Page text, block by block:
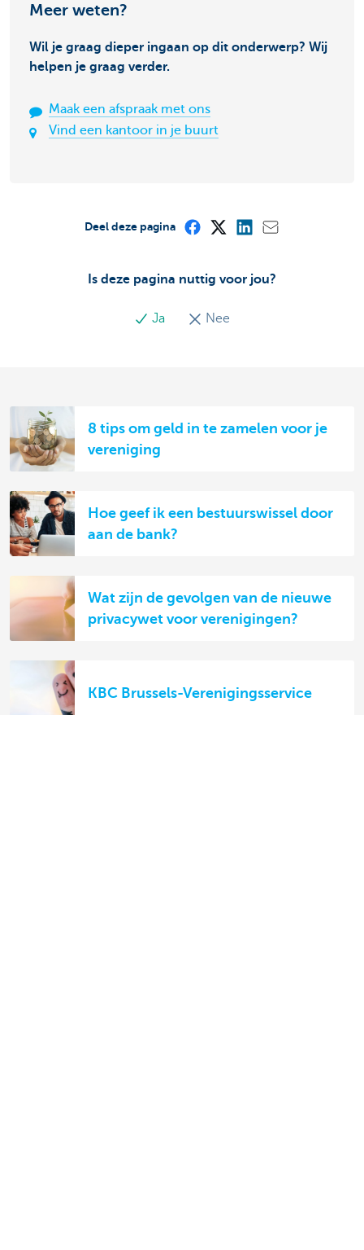
Meer weten?
Wil je graag dieper ingaan op dit onderwerp? Wij
helpen je graag verder.
Maak een afspraak met ons
Vind een kantoor in je buurt
Is deze pagina nuttig voor jou?
Ja Nee
Deel deze pagina
8 tips om geld in te zamelen voor je
vereniging
Hoe geef ik een bestuurswissel door
aan de bank?
Wat zijn de gevolgen van de nieuwe
privacywet voor verenigingen?
KBC Brussels-Verenigingsservice